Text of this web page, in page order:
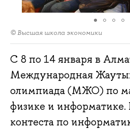
© Высшая школа экономики
С 8 по 14 января в
Международная
олимпиада (МЖО) по
физике и информатике.
контеста по